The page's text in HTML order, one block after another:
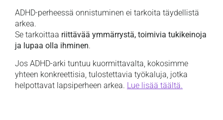
ADHD-perheessä onnistuminen ei tarkoita täydellistä
arkea.
Se tarkoittaa riittävää ymmärrystä, toimivia tukikeinoja
ja lupaa olla ihminen.
Jos ADHD-arki tuntuu kuormittavalta, kokosimme
yhteen konkreettisia, tulostettavia työkaluja, jotka
helpottavat lapsiperheen arkea. Lue lisää täältä.